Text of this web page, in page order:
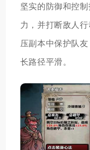
坚实的防御和控
力，并打断敌人
压副本中保护队
长路径平滑。